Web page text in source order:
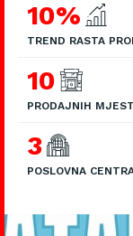
10%
TREND RASTA
10
PRODAJNIH
3
POSLOVNA